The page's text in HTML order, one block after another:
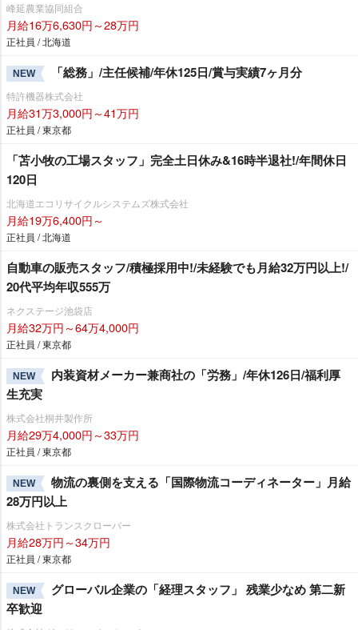
峰延農業協同組合
月給16万6,630円～28万円
正社員 / 北海道
NEW 「総務」/主任候補/年休125日/賞与実績7ヶ月分
特許機器株式会社
月給31万3,000円～41万円
正社員 / 東京都
「苫小牧の工場スタッフ」完全土日休み&16時半退社!/年間休日
120日
北海道エコリサイクルシステムズ株式会社
月給19万6,400円～
正社員 / 北海道
自動車の販売スタッフ/積極採用中!/未経験でも月給32万円以上!/
20代平均年収555万
ネクステージ池袋店
月給32万円～64万4,000円
正社員 / 東京都
NEW
内装資材メーカー兼商社の「労務」/年休126日/福利厚
生充実
株式会社桐井製作所
月給29万4,000円～33万円
正社員 / 東京都
NEW
物流の裏側を支える「国際物流コーディネーター」月給
28万円以上
株式会社トランスクローバー
月給28万円～34万円
正社員 / 東京都
NEW
グローバル企業の「経理スタッフ」 残業少なめ 第二新
卒歓迎